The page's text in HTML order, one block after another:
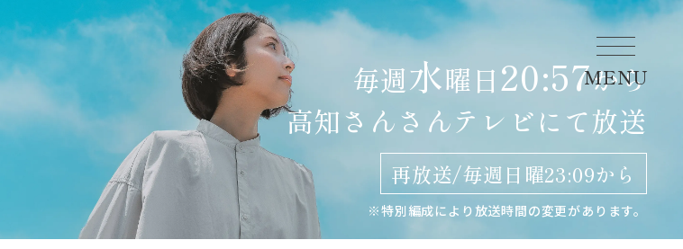
毎週水曜日20:57から
高知さんさんテレビにて放送
再放送/毎週日曜23:09から
※特別編成により放送時間の変更があります。
MENU